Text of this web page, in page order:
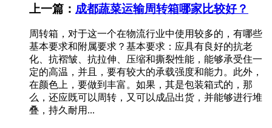
上一篇： 成都蔬菜运输周转箱哪家比较好？
周转箱，对于这一个在物流行业中使用较多的，有哪些
基本要求和附属要求？基本要求：应具有良好的抗老
化、抗褶皱、抗拉伸、压缩和撕裂性能，能够承受住一
定的高温，并且，要有较大的承载强度和能力。此外，
在颜色上，要做到丰富。如果，其是包装箱式的，那
么，还应既可以周转，又可以成品出货，并能够进行堆
叠，持久耐用...